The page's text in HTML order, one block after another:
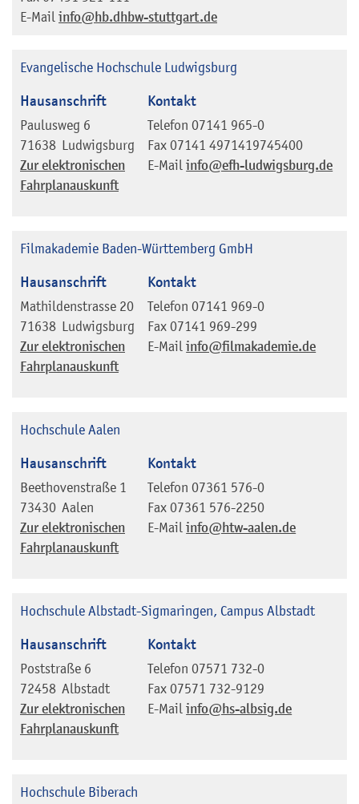
E-Mail info@hb.dhbw-stuttgart.de
Evangelische Hochschule Ludwigsburg
Hausanschrift
Paulusweg 6
71638 Ludwigsburg
Zur elektronischen
Fahrplanauskunft
Kontakt
Telefon 07141 965-0
Fax 07141 4971419745400
E-Mail info@efh-ludwigsburg.de
Filmakademie Baden-Württemberg GmbH
Hausanschrift
Mathildenstrasse 20
71638 Ludwigsburg
Zur elektronischen
Fahrplanauskunft
Kontakt
Telefon 07141 969-0
Fax 07141 969-299
E-Mail info@filmakademie.de
Hochschule Aalen
Hausanschrift
Beethovenstraße 1
73430 Aalen
Zur elektronischen
Fahrplanauskunft
Kontakt
Telefon 07361 576-0
Fax 07361 576-2250
E-Mail info@htw-aalen.de
Hochschule Albstadt-Sigmaringen, Campus Albstadt
Hausanschrift
Poststraße 6
72458 Albstadt
Zur elektronischen
Fahrplanauskunft
Kontakt
Telefon 07571 732-0
Fax 07571 732-9129
E-Mail info@hs-albsig.de
Hochschule Biberach